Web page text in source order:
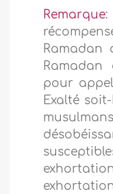
Remarque:
Ramadan
pour
Exalté